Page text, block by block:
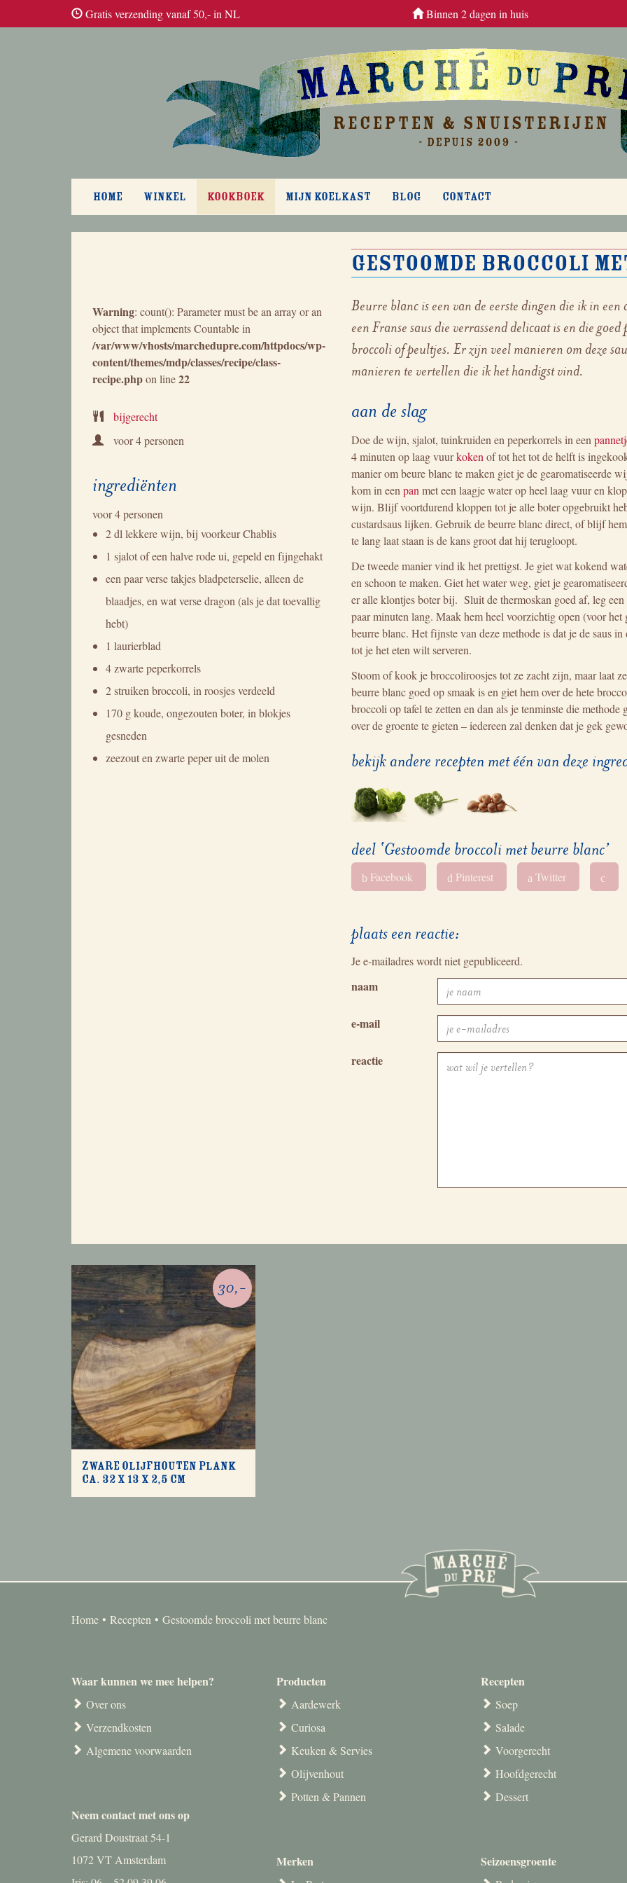
Gratis verzending vanaf 50,- in NL Binnen 2 dagen in huis
HOME WINKEL KOOKBOEK MIJN KOELKAST BLOG CONTACT
Gestoomde broccoli
Warning: count(): Parameter must be an array or an
object that implements Countable in
/var/www/vhosts/marchedupre.com/httpdocs/wp-
content/themes/mdp/classes/recipe/class-
recipe.phpon line22
bijgerecht
voor4 personen
ingrediënten
voor4 personen
2 dl lekkere wijn, bij voorkeur Chablis
1 sjalot of een halve rode ui, gepeld en fijngehakt
een paar verse takjes bladpeterselie, alleen de
blaadjes, en wat verse dragon (als je dat toevallig
hebt)
1 laurierblad
4 zwarte peperkorrels
2 struiken broccoli, in roosjes verdeeld
170 g koude, ongezouten boter, in blokjes
gesneden
zeezout en zwarte peper uit de molen
Beurre blanc is een van de eerste dingen die ik in een
een Franse saus die verrassend delicaat is en die
broccoli of peultjes. Er zijn veel manieren om deze
manieren te vertellen die ik het handigst vind.
aan de slag
Doe de wijn, sjalot, tuinkruiden en peperkorrels in een
4 minuten op laag vuurkoken of tot het tot de helft is
manier om beure blanc te maken giet je de gearomatiseerde
kom in een pan met een laagje water op heel laag vuur en
wijn. Blijf voortdurend kloppen tot je alle boter opgebruikt
custardsaus lijken. Gebruik de beurre blanc direct, of blijf
te lang laat staan is de kans groot dat hij terugloopt.
De tweede manier vind ik het prettigst. Je giet wat kokend
en schoon te maken. Giet het water weg, giet je
er alle klontjes boter bij. Sluit de thermoskan goed af, leg een
paar minuten lang. Maak hem heel voorzichtig open (voor
beurre blanc. Het fijnste van deze methode is dat je de saus
tot je het eten wilt serveren.
Stoom of kook je broccoliroosjes tot ze zacht zijn, maar laat
beurre blanc goed op smaak is en giet hem over de hete
broccoli op tafel te zetten en dan als je tenminste die
over de groente te gieten – iedereen zal denken dat je gek
bekijk andere recepten met één van deze
deel ‘Gestoomde broccoli met beurre blanc’
b Facebook d Pinterest a Twitter c
plaats een reactie:
Je e-mailadres wordt niet gepubliceerd.
naam
e-mail
reactie
Zware olijfhouten plank
ca. 32 x 13 x 2,5 cm
30,-
Home Recepten Gestoomde broccoli met beurre blanc
Waar kunnen we mee helpen?
Over ons
Verzendkosten
Algemene voorwaarden
Neem contact met ons op
Gerard Doustraat 54-1
1072 VT Amsterdam
Producten
Aardewerk
Curiosa
Keuken & Servies
Olijvenhout
Potten & Pannen
Merken
Recepten
Soep
Salade
Voorgerecht
Hoofdgerecht
Dessert
Seizoensgroente